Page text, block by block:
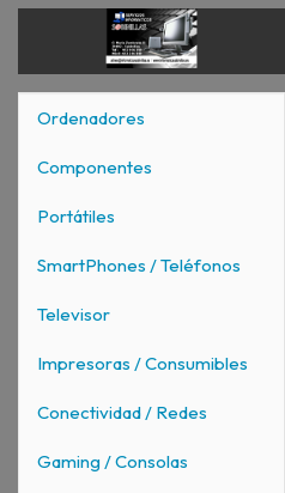
Ordenadores
Componentes
Portátiles
SmartPhones / Teléfonos
Televisor
Impresoras / Consumibles
Conectividad / Redes
Gaming / Consolas